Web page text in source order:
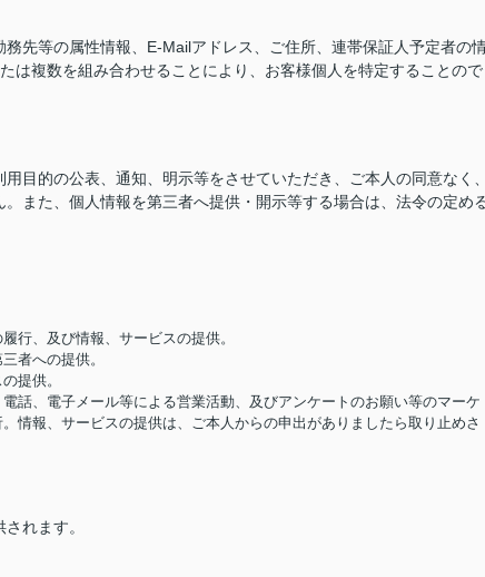
先等の属性情報、E-Mailアドレス、ご住所、連帯保証人予定者の
は複数を組み合わせることにより、お客様個人を特定することので
目的の公表、通知、明示等をさせていただき、ご本人の同意なく
また、個人情報を第三者へ提供・開示等する場合は、法令の定め
行、及び情報、サービスの提供。
者への提供。
提供。
話、電子メール等による営業活動、及びアンケートのお願い等のマーケ
情報、サービスの提供は、ご本人からの申出がありましたら取り止めさ
れます。